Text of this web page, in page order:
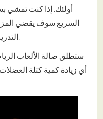
أولئك. إذا كنت تمشي
السريع سوف يقضي
التدريب. ولكن لا تتسرع مع الاستنتاجات.
ستطلق صالة الألعاب
أي زيادة كمية كتلة